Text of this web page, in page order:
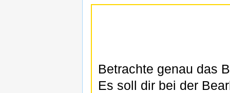
Betrachte genau das
Es soll dir bei der